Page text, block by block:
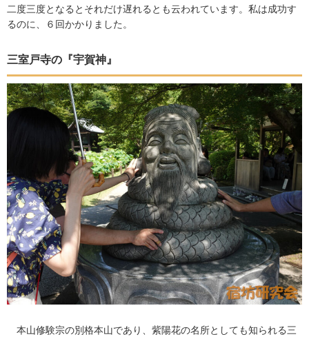
二度三度となるとそれだけ遅れるとも云われています。私は成功す
るのに、６回かかりました。
三室戸寺の『宇賀神』
本山修験宗の別格本山であり、紫陽花の名所としても知られる三